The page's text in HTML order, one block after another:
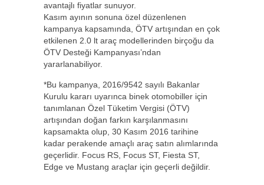
avantajlı fiyatlar sunuyor.
Kasım ayının sonuna özel düzenlenen
kampanya kapsamında, ÖTV artışından en çok
etkilenen 2.0 lt araç modellerinden birçoğu da
ÖTV Desteği Kampanyası’ndan
yararlanabiliyor.
*Bu kampanya, 2016/9542 sayılı Bakanlar
Kurulu kararı uyarınca binek otomobiller için
tanımlanan Özel Tüketim Vergisi (ÖTV)
artışından doğan farkın karşılanmasını
kapsamakta olup, 30 Kasım 2016 tarihine
kadar perakende amaçlı araç satın alımlarında
geçerlidir. Focus RS, Focus ST, Fiesta ST,
Edge ve Mustang araçlar için geçerli değildir.